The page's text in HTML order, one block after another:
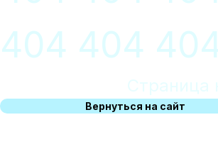
404 404
Вернуться на сайт